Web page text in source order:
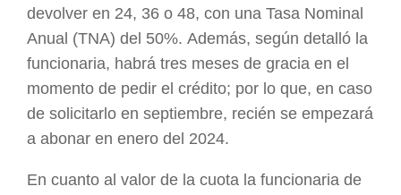
devolver en 24, 36 o 48, con una Tasa Nominal
Anual (TNA) del 50%. Además, según detalló la
funcionaria, habrá tres meses de gracia en el
momento de pedir el crédito; por lo que, en caso
de solicitarlo en septiembre, recién se empezará
a abonar en enero del 2024.
En cuanto al valor de la cuota la funcionaria de